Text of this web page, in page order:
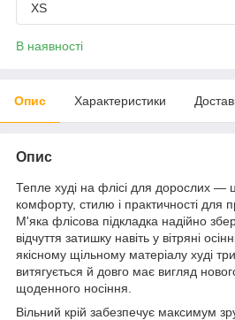
XS
В наявності
Опис Характеристики
Опис
Тепле худі на флісі для дорослих —
комфорту, стилю і практичності для
М'яка флісова підкладка надійно
відчуття затишку навіть у вітряні
якісному щільному матеріалу худі
витягується й довго має вигляд
щоденного носіння.
Вільний крій забезпечує максимум